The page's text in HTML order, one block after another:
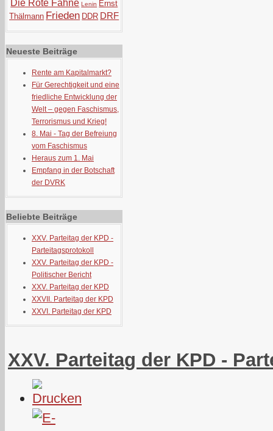
Die Rote Fahne Lenin Ernst
Thälmann Frieden DDR DRF
Neueste Beiträge
Rente am Kapitalmarkt?
Für Gerechtigkeit und eine
friedliche Entwicklung der
Welt – gegen Faschismus,
Terrorismus und Krieg!
8. Mai - Tag der Befreiung
vom Faschismus
Heraus zum 1. Mai
Empfang in der Botschaft
der DVRK
Beliebte Beiträge
XXV. Parteitag der KPD -
Parteitagsprotokoll
XXV. Parteitag der KPD -
Politischer Bericht
XXV. Parteitag der KPD
XXVII. Parteitag der KPD
XXVI. Parteitag der KPD
XXV. Parteitag der KPD -